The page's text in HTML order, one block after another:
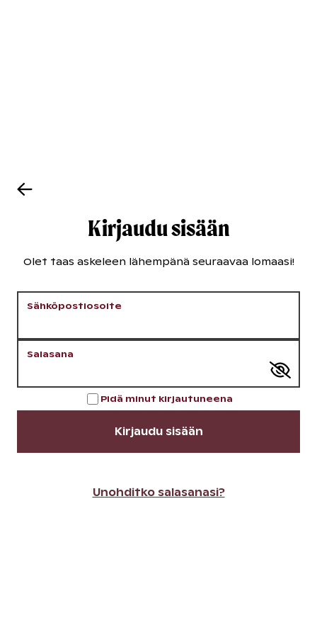
Kirjaudu sisään
Olet taas askeleen lähempänä seuraavaa lomaasi!
Sähköpostiosoite
Salasana
Unohditko salasanasi?
Pidä minut kirjautuneena
Kirjaudu sisään